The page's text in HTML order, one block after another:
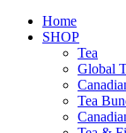
Home
SHOP
Tea
Global
Tea